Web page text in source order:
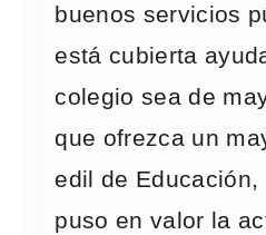
buenos servicios
está cubierta
colegio sea de
que ofrezca un
edil de Educación,
puso en valor la